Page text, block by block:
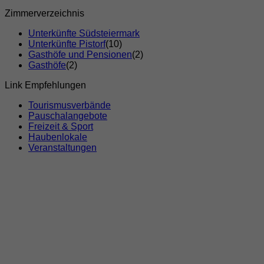
Zimmerverzeichnis
Unterkünfte Südsteiermark
Unterkünfte Pistorf(10)
Gasthöfe und Pensionen(2)
Gasthöfe(2)
Link Empfehlungen
Tourismusverbände
Pauschalangebote
Freizeit & Sport
Haubenlokale
Veranstaltungen